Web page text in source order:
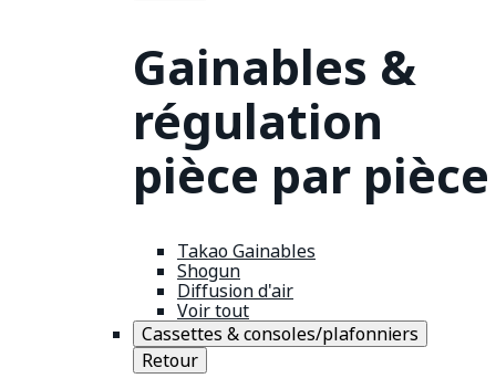
Gainables &
régulation
pièce par pièce
Takao Gainables
Shogun
Diffusion d'air
Voir tout
Cassettes & consoles/plafonniers
Retour